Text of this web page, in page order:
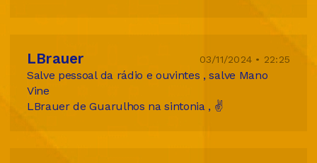
LBrauer 03/11/2024 • 22:25
Salve pessoal da rádio e ouvintes , salve Mano
Vine
LBrauer de Guarulhos na sintonia , ✌